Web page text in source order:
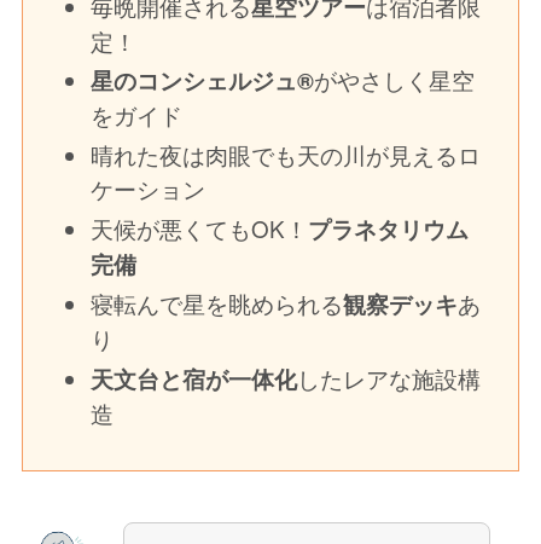
定！
星のコンシェルジュ®がやさしく星空
をガイド
晴れた夜は肉眼でも天の川が見えるロ
ケーション
天候が悪くてもOK！ プラネタリウム
完備
寝転んで星を眺められる観察デッキあ
り
天文台と宿が一体化したレアな施設構
造